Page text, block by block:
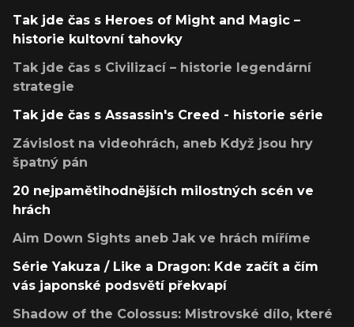
Tak jde čas s Heroes of Might and Magic –
historie kultovní tahovky
Tak jde čas s Civilizací – historie legendární
strategie
Tak jde čas s Assassin's Creed - historie série
Závislost na videohrách, aneb Když jsou hry
špatný pán
20 nejpamětihodnějších milostných scén ve
hrách
Aim Down Sights aneb Jak ve hrách míříme
Série Yakuza / Like a Dragon: Kde začít a čím
vás japonské podsvětí překvapí
Shadow of the Colossus: Mistrovské dílo, které